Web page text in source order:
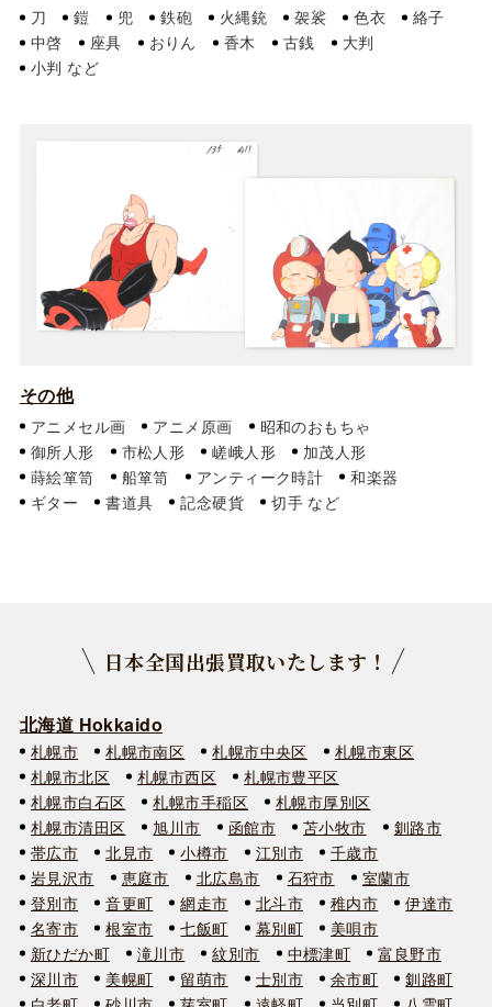
刀 鎧 兜 鉄砲 火縄銃 袈裟 色衣
絡子
中啓
座具 おりん 香木 古銭
大判
小判
その他
アニメセル画 アニメ原画
昭和のおもちゃ
御所人形
市松人形 嵯峨人形
加茂人形
蒔絵箪笥
船箪笥 アンティーク時計
和楽器
ギター
書道具 記念硬貨 切手
日本全国出張買取いたします！
北海道 Hokkaido
札幌市 札幌市南区 札幌市中央区
札幌市東区
札幌市北区
札幌市西区
札幌市豊平区
札幌市白石区
札幌市手稲区
札幌市厚別区
札幌市清田区
旭川市 函館市 苫小牧市
釧路市
帯広市
北見市 小樽市 江別市
千歳市
岩見沢市
恵庭市 北広島市 石狩市
室蘭市
登別市
音更町 網走市 北斗市 稚内市
伊達市
名寄市
根室市 七飯町 幕別町
美唄市
新ひだか町
滝川市 紋別市 中標津町
富良野市
深川市
美幌町 留萌市 士別市 余市町
釧路町